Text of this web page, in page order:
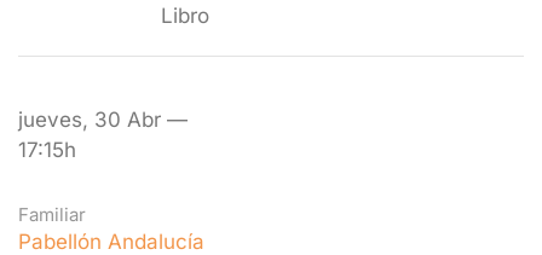
Libro
jueves, 30 Abr —
17:15h
Familiar
Pabellón Andalucía